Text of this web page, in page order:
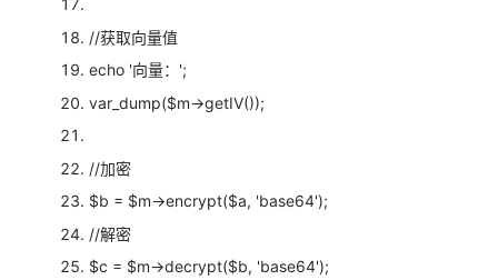
//获取向量值
echo '向量：';
var_dump($m->getIV());
//加密
$b = $m->encrypt($a, 'base64');
//解密
$c = $m->decrypt($b, 'base64');